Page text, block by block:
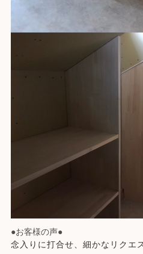
●お客様の声●
念入りに打合せ、細かなリクエ